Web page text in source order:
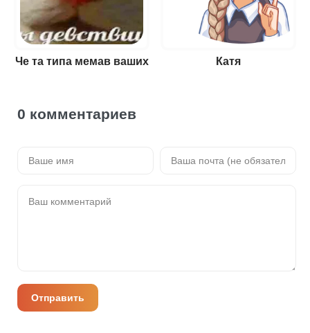
Че та типа мемав ваших Катя
0 комментариев
Отправить